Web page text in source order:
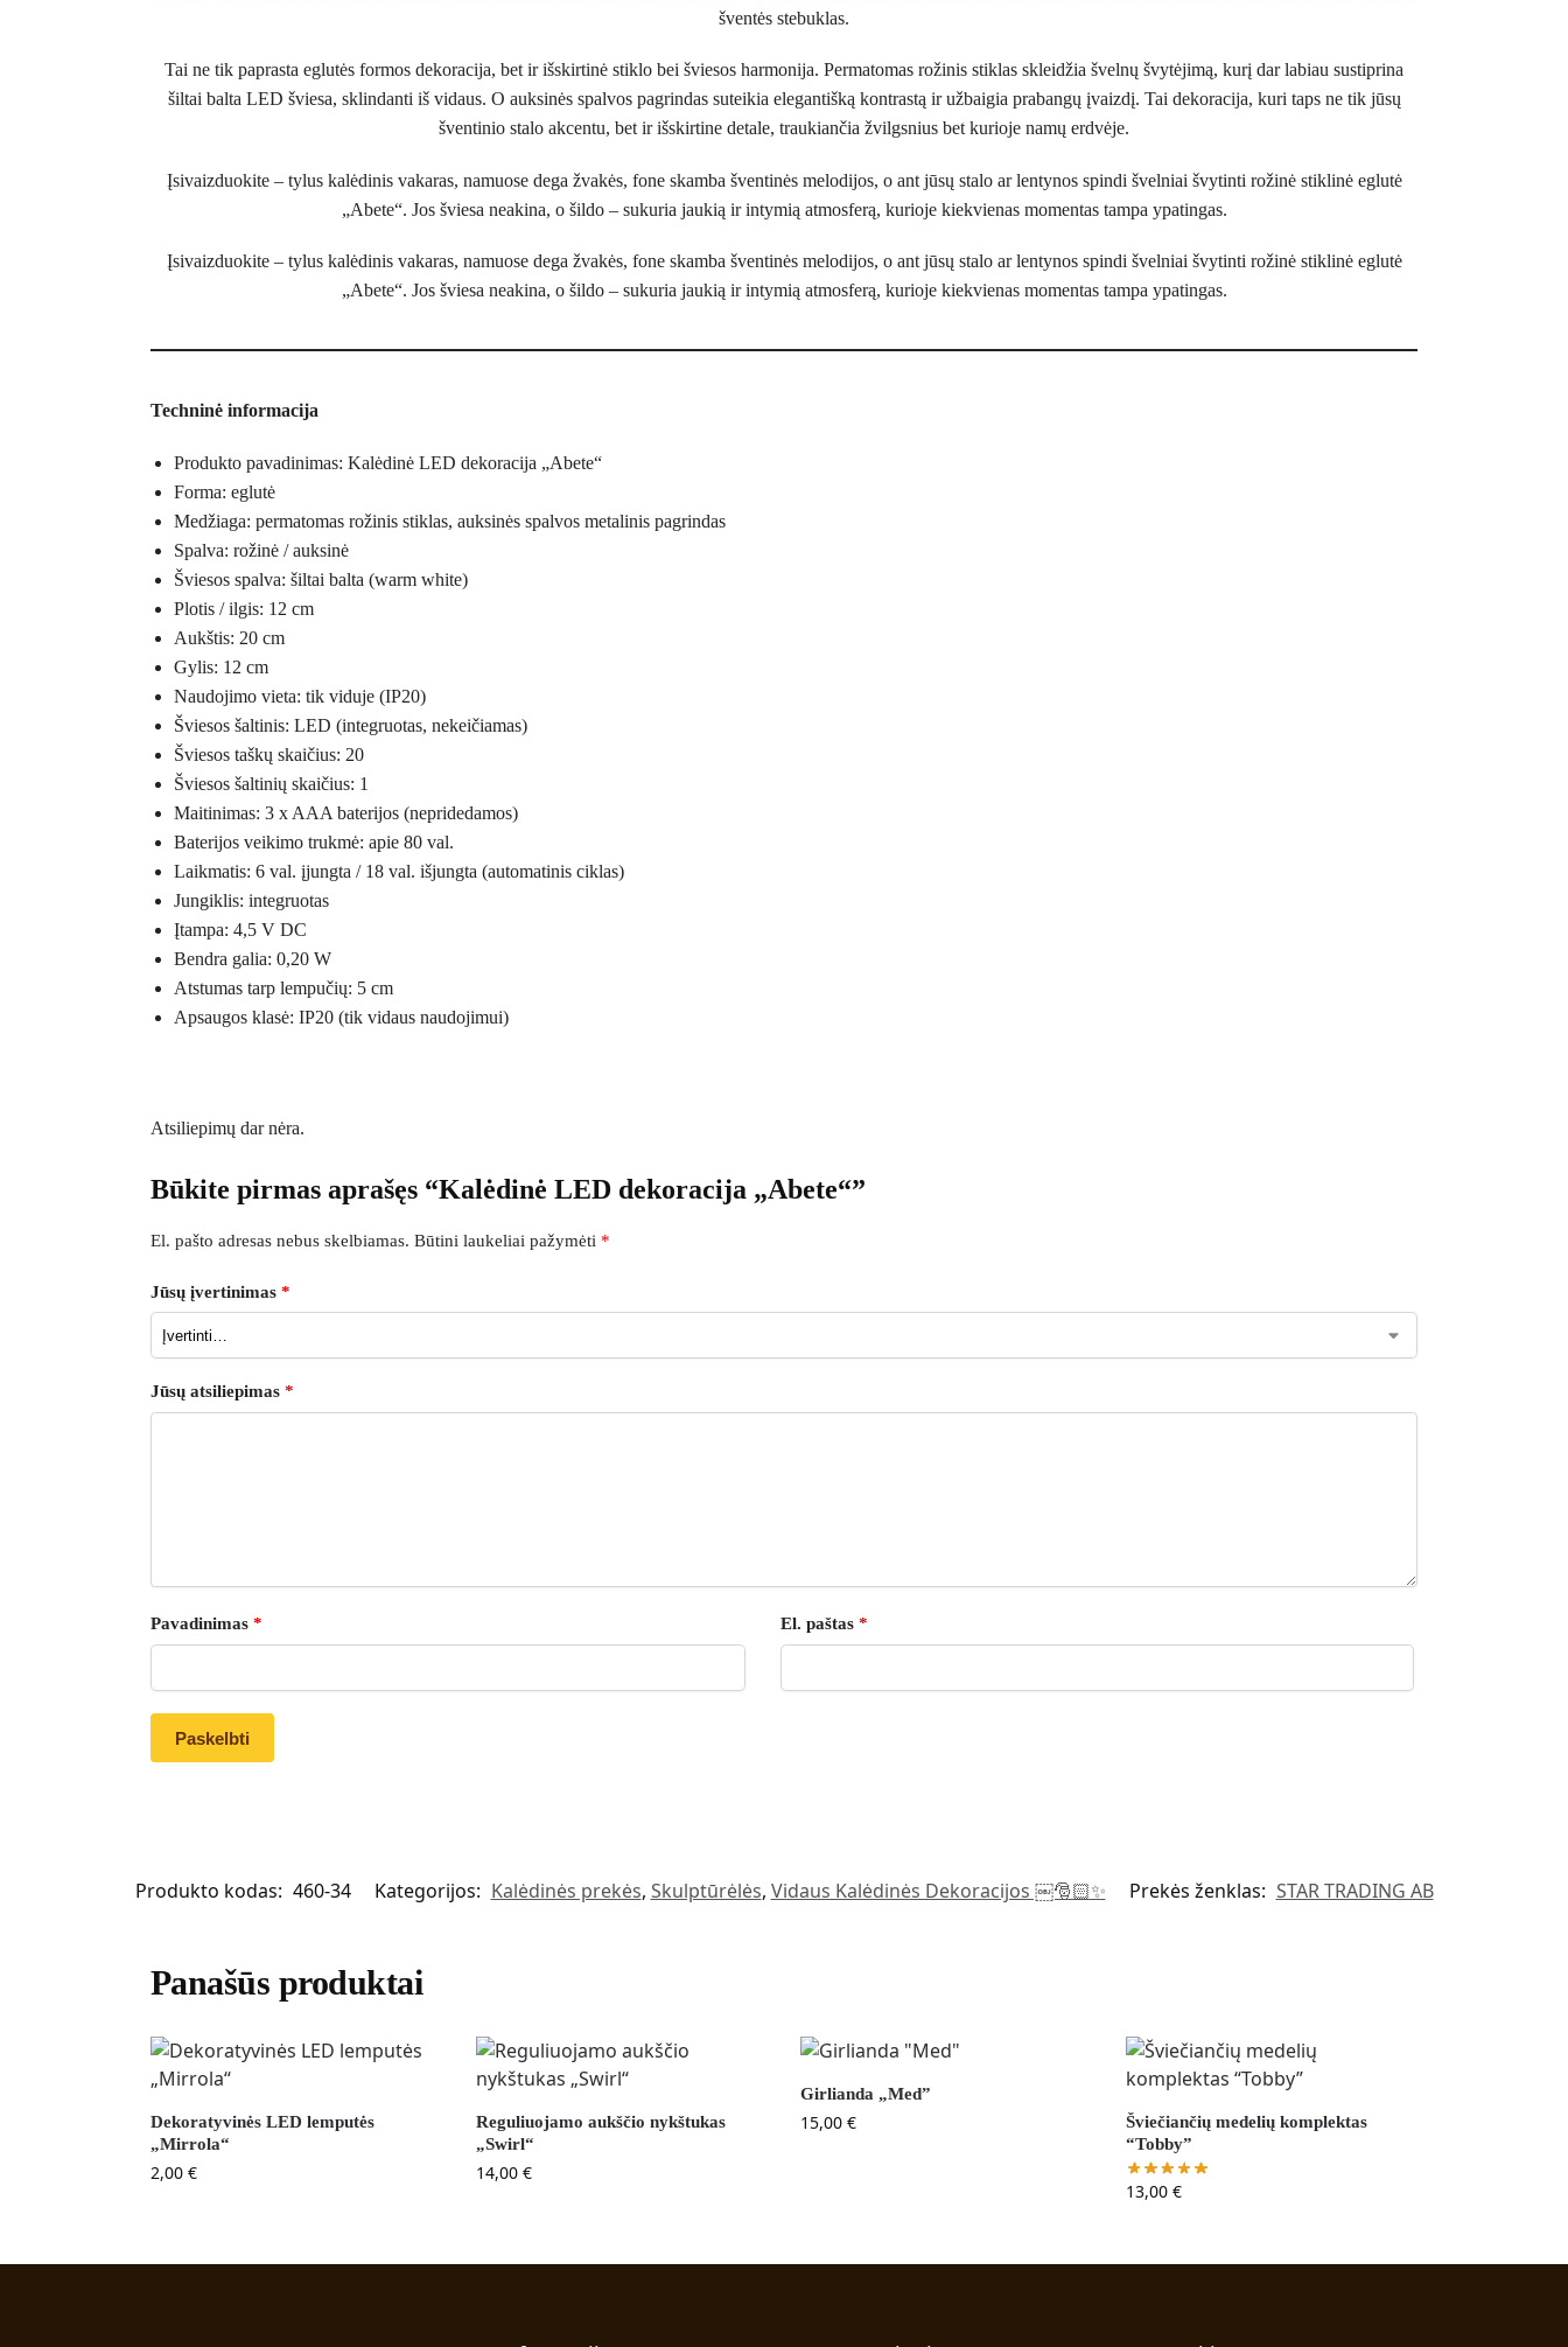
šventės stebuklas.
Tai ne tik paprasta eglutės formos dekoracija, bet ir išskirtinė stiklo bei šviesos harmonija. Permatomas rožinis stiklas skleidžia švelnų švytėjimą, kurį dar labiau sustiprina
šiltai balta LED šviesa, sklindanti iš vidaus. O auksinės spalvos pagrindas suteikia elegantišką kontrastą ir užbaigia prabangų įvaizdį. Tai dekoracija, kuri taps ne tik jūsų
šventinio stalo akcentu, bet ir išskirtine detale, traukiančia žvilgsnius bet kurioje namų erdvėje.
Įsivaizduokite – tylus kalėdinis vakaras, namuose dega žvakės, fone skamba šventinės melodijos, o ant jūsų stalo ar lentynos spindi švelniai švytinti rožinė stiklinė eglutė
„Abete“. Jos šviesa neakina, o šildo – sukuria jaukią ir intymią atmosferą, kurioje kiekvienas momentas tampa ypatingas.
Įsivaizduokite – tylus kalėdinis vakaras, namuose dega žvakės, fone skamba šventinės melodijos, o ant jūsų stalo ar lentynos spindi švelniai švytinti rožinė stiklinė eglutė
„Abete“. Jos šviesa neakina, o šildo – sukuria jaukią ir intymią atmosferą, kurioje kiekvienas momentas tampa ypatingas.
Techninė informacija
Produkto pavadinimas: Kalėdinė LED dekoracija „Abete“
Forma: eglutė
Medžiaga: permatomas rožinis stiklas, auksinės spalvos metalinis pagrindas
Spalva: rožinė / auksinė
Šviesos spalva: šiltai balta (warm white)
Plotis / ilgis: 12 cm
Aukštis: 20 cm
Gylis: 12 cm
Naudojimo vieta: tik viduje (IP20)
Šviesos šaltinis: LED (integruotas, nekeičiamas)
Šviesos taškų skaičius: 20
Šviesos šaltinių skaičius: 1
Maitinimas: 3 x AAA baterijos (nepridedamos)
Baterijos veikimo trukmė: apie 80 val.
Laikmatis: 6 val. įjungta / 18 val. išjungta (automatinis ciklas)
Jungiklis: integruotas
Įtampa: 4,5 V DC
Bendra galia: 0,20 W
Atstumas tarp lempučių: 5 cm
Apsaugos klasė: IP20 (tik vidaus naudojimui)
Atsiliepimų dar nėra.
Būkite pirmas aprašęs “Kalėdinė LED dekoracija „Abete“”
El. pašto adresas nebus skelbiamas. Būtini laukeliai pažymėti *
Jūsų įvertinimas *
Jūsų atsiliepimas *
Pavadinimas * El. paštas *
Produkto kodas: 460-34 Kategorijos: Kalėdinės prekės, Skulptūrėlės, Vidaus Kalėdinės Dekoracijos ￼🎅🏻✨ Prekės ženklas: STAR TRADING AB
Panašūs produktai
Dekoratyvinės LED lemputės
„Mirrola“
2,00 €
Reguliuojamo aukščio nykštukas
„Swirl“
14,00 €
Girlianda „Med”
15,00€
Šviečiančių medelių komplektas
“Tobby”
13,00€